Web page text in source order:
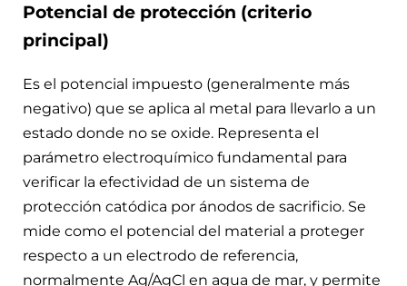
Potencial de protección (criterio
principal)
Es el potencial impuesto (generalmente más
negativo) que se aplica al metal para llevarlo a un
estado donde no se oxide. Representa el
parámetro electroquímico fundamental para
verificar la efectividad de un sistema de
protección catódica por ánodos de sacrificio. Se
mide como el potencial del material a proteger
respecto a un electrodo de referencia,
normalmente Ag/AgCl en agua de mar, y permite